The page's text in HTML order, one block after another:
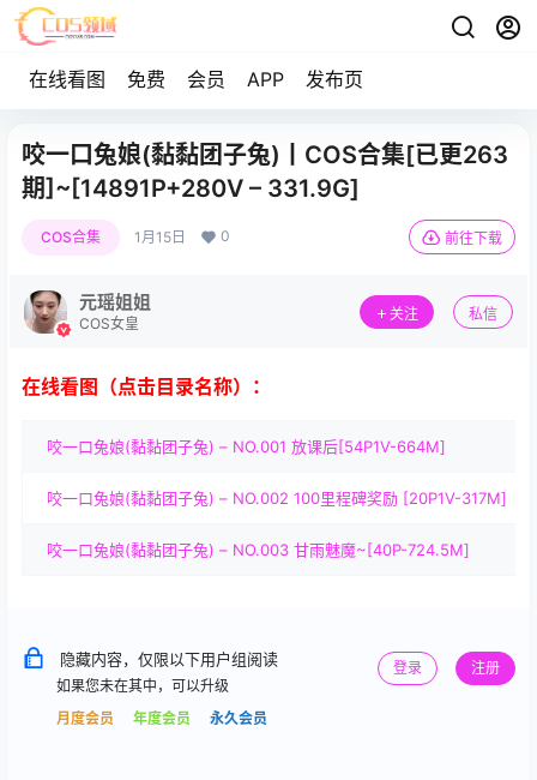
在线看图 免费 会员 APP 发布页
咬一口兔娘(黏黏团子兔)丨COS合集[已更263
期]~[14891P+280V – 331.9G]
COS合集 1月15日 0 前往下载
元瑶姐姐
COS女皇
关注 私信
在线看图（点击目录名称）：
咬一口兔娘(黏黏团子兔) – NO.001 放课后[54P1V-664M]
咬一口兔娘(黏黏团子兔) – NO.002 100里程碑奖励 [20P1V-317M]
咬一口兔娘(黏黏团子兔) – NO.003 甘雨魅魔~[40P-724.5M]
隐藏内容，仅限以下用户组阅读
如果您未在其中，可以升级
月度会员
年度会员 永久会员
登录 注册